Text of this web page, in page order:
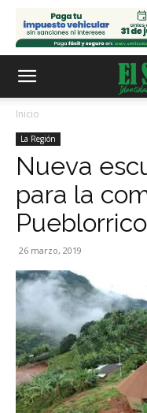
Inicio
La Región
Nueva
para la
Pueblorrico
26 marzo, 2019